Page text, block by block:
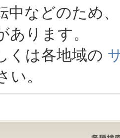
などのため
あります。
くは各地域の
い。